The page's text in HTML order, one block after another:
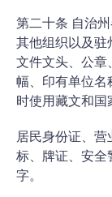
第二十条 自治
其他组织以及
文件文头、公
幅、印有单位
时使用藏文和国
居民身份证、
标、牌证、安
字。